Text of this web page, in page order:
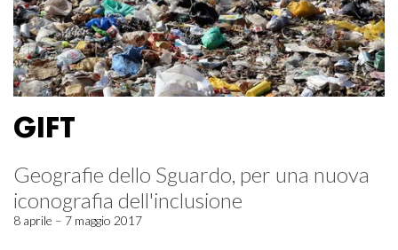
GIFT
Geografie dello Sguardo, per una nuova
iconografia dell'inclusione
8 aprile – 7 maggio 2017